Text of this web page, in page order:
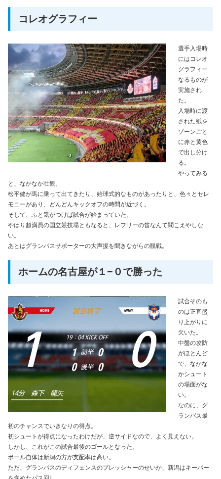
コレオグラフィー
選手入場時
にはコレオ
グラフィー
なるものが
実施され
た。
入場時に渡
された紙を
ゾーンごと
に赤と黄色
で出し分け
る。
やってみる
と、なかなか壮観。
松平健が馬に乗って出てきたり、始球式的なものがあったりと、色々とセレ
モニーがあり、どんどんキックオフの時間が近づく。
そして、ふと気がつけば試合が始まっていた。
やはり超満員の国立競技場ともなると、レフリーの笛なんて聞こえやしな
い。
あとはグランパスサポーターの大声援を聞きながらの観戦。
ホームの名古屋が１−０で勝った
試合そのも
のは正直盛
り上がりに
欠いた。
中盤の攻防
がほとんど
で、なかな
かシュート
の場面がな
い。
なのに、グ
ランパス最
初のチャンスでいきなりの得点。
初シュートが得点になったわけだが、逆サイドなので、よく見えない。
しかし、これがこの試合最後のゴールとなった。
ボール自体は新潟の方が支配率は高い。
ただ、グランパスのディフェンスのプレッシャーのせいか、新潟はキーパー